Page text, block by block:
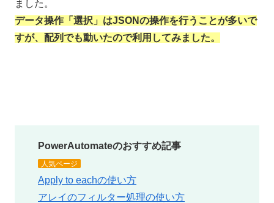
ました。
データ操作「選択」はJSONの操作を行うことが多いで
すが、配列でも動いたので利用してみました。
PowerAutomateのおすすめ記事
人気ページ
Apply to eachの使い方
アレイのフィルター処理の使い方